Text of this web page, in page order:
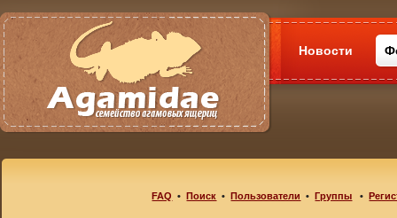
Новости
FAQ •Поиск •Пользователи •Группы •